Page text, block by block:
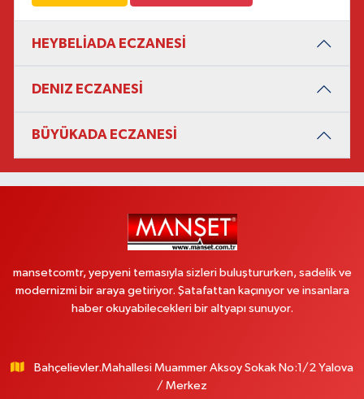
HEYBELİADA ECZANESİ
DENIZ ECZANESİ
BÜYÜKADA ECZANESİ
mansetcomtr, yepyeni temasıyla sizleri buluştururken, sadelik ve
modernizmi bir araya getiriyor. Şatafattan kaçınıyor ve insanlara
haber okuyabilecekleri bir altyapı sunuyor.
Bahçelievler.Mahallesi Muammer Aksoy Sokak No:1/2 Yalova
/ Merkez